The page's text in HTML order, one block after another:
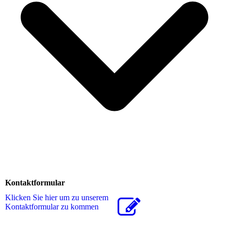
Kontaktformular
Klicken Sie hier um zu unserem
Kon­takt­for­mu­lar zu kommen